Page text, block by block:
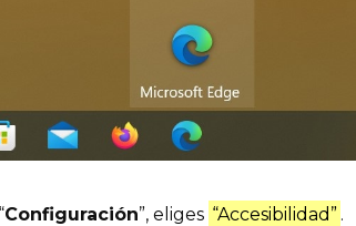
Configuración”, eliges “Accesibilidad” .